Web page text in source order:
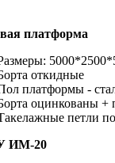
платформа
откидные
платформы -
оцинкованы +
петли
ИМ-20